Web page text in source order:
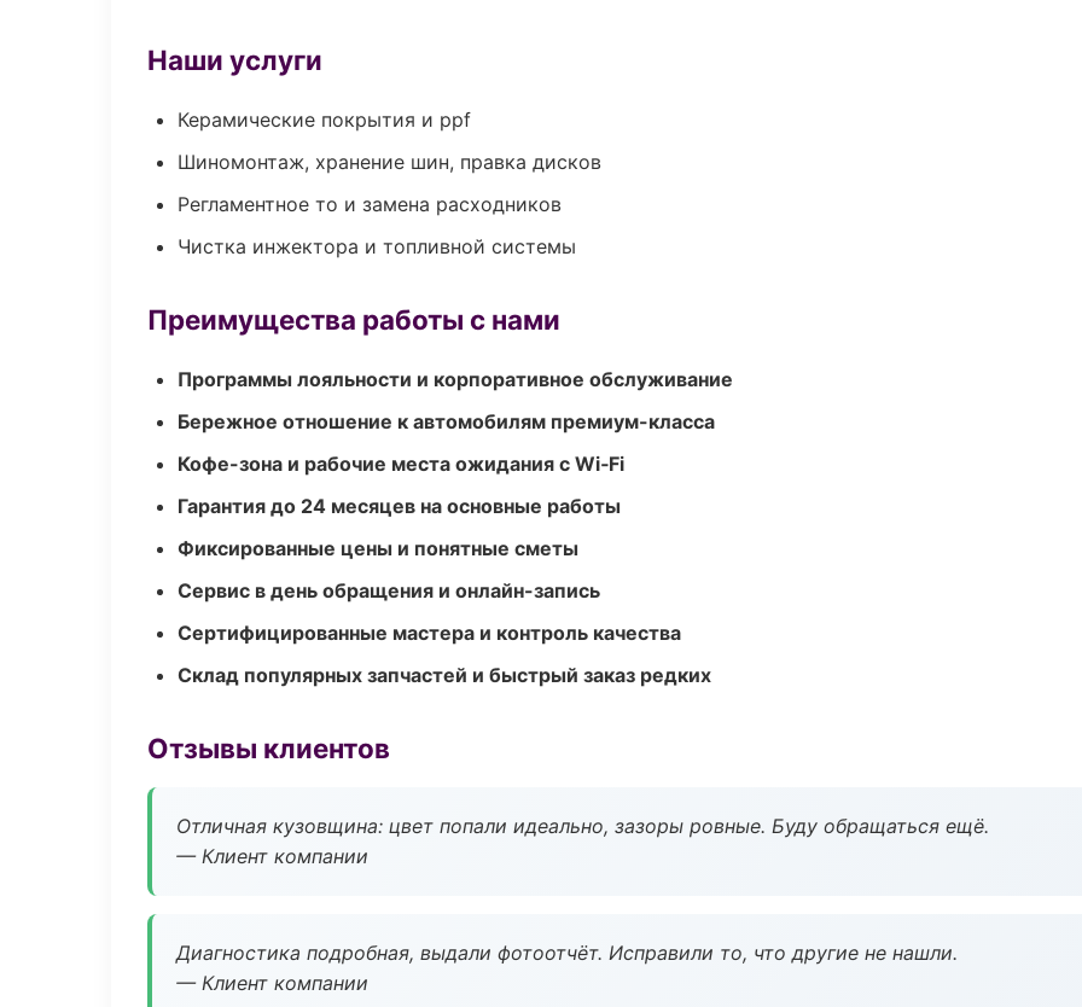
Наши услуги
Керамические покрытия и ppf
Шиномонтаж, хранение шин, правка дисков
Регламентное то и замена расходников
Чистка инжектора и топливной системы
Преимущества работы с нами
Программы лояльности и корпоративное обслуживание
Бережное отношение к автомобилям премиум-класса
Кофе-зона и рабочие места ожидания с Wi‑Fi
Гарантия до 24 месяцев на основные работы
Фиксированные цены и понятные сметы
Сервис в день обращения и онлайн-запись
Сертифицированные мастера и контроль качества
Склад популярных запчастей и быстрый заказ редких
Отзывы клиентов
Отличная кузовщина: цвет попали идеально, зазоры ровные. Буду обращаться ещё.
— Клиент компании
Диагностика подробная, выдали фотоотчёт. Исправили то, что другие не нашли.
— Клиент компании